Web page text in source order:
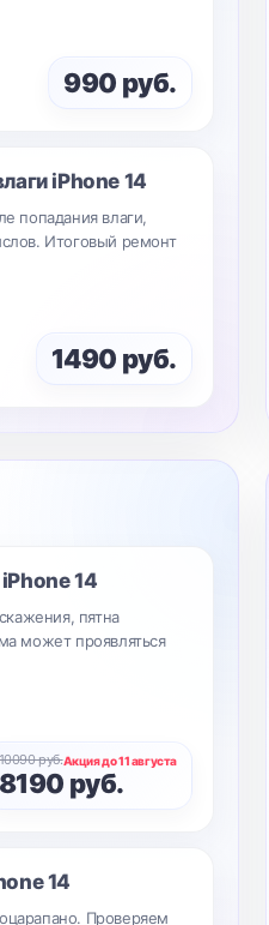
990 руб.
iPhone 14
попадания влаги,
Итоговый ремонт
1490 руб.
iPhone 14
пятна
может проявляться
руб.Акция до 11 августа
8190 руб.
14
Проверяем